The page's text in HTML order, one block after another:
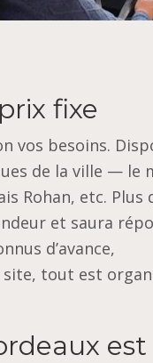
fixe
vos besoins.
de la ville — le
Rohan, etc. Plus
et saura
d’avance,
tout est